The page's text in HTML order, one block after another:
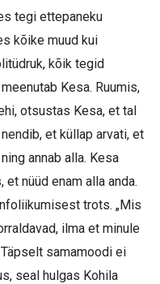
tegi ettepaneku
kõike muud kui
kõik tegid
Kesa. Ruumis,
otsustas Kesa, et tal
et küllap arvati, et
annab alla. Kesa
nüüd enam alla anda.
trots. „Mis
ilma et minule
samamoodi ei
seal hulgas Kohila